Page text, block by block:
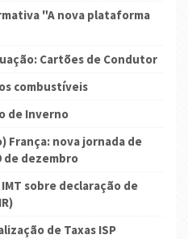
"A nova plataforma
Cartões de Condutor
combustíveis
de Inverno
França: nova jornada de
de dezembro
sobre declaração de
de Taxas ISP